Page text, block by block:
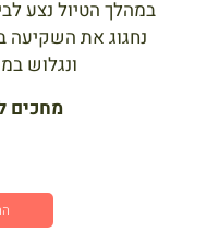
נחגוג את השקיעה
ונגלוש
מחכים